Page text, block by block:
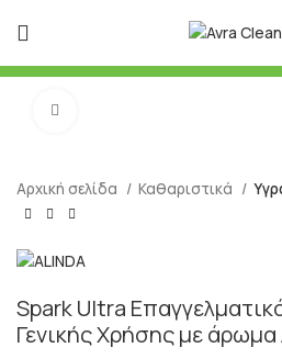
Αρχική σελίδα Καθαριστικά
Spark Ultra
Γενικής Χρήσης με